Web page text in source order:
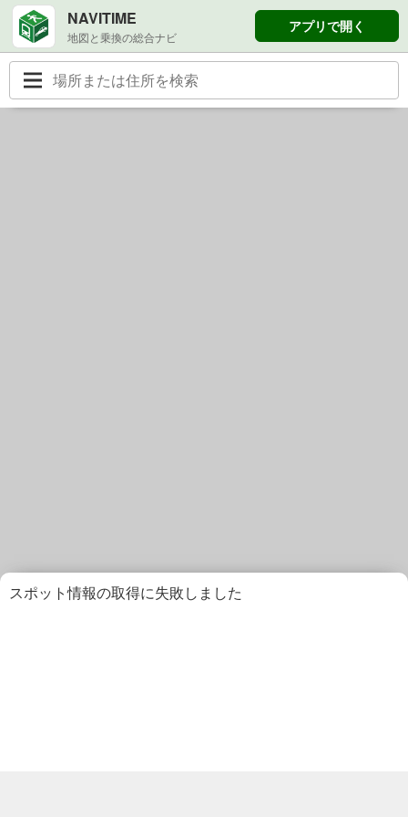
NAVITIME
地図と乗換の総合ナビ
アプリで開く
スポット情報の取得に失敗しました